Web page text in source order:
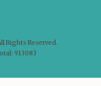
Rights Reserved.
913083